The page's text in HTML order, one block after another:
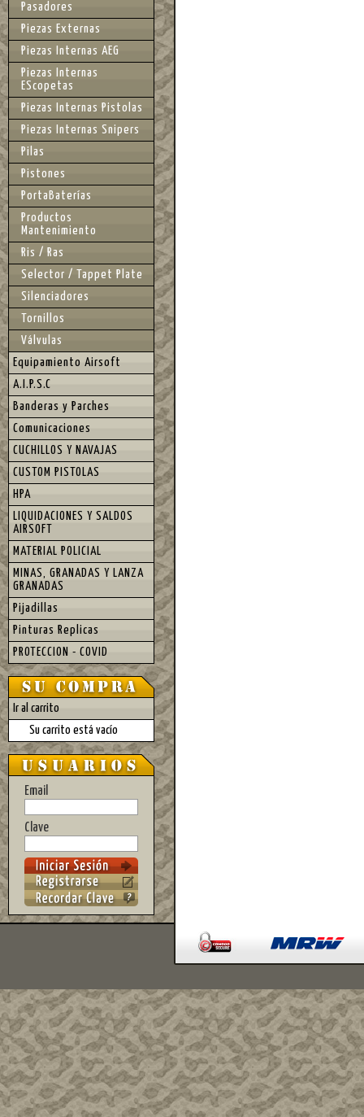
Pasadores
Piezas Externas
Piezas Internas AEG
Piezas Internas
EScopetas
Piezas Internas Pistolas
Piezas Internas Snipers
Pilas
Pistones
PortaBaterías
Productos
Mantenimiento
Ris / Ras
Selector / Tappet Plate
Silenciadores
Tornillos
Válvulas
Equipamiento Airsoft
A.I.P.S.C
Banderas y Parches
Comunicaciones
CUCHILLOS Y NAVAJAS
CUSTOM PISTOLAS
HPA
LIQUIDACIONES Y SALDOS
AIRSOFT
MATERIAL POLICIAL
MINAS, GRANADAS Y LANZA
GRANADAS
Pijadillas
Pinturas Replicas
PROTECCION - COVID
Ir al carrito
Su carrito está vacío
Email
Clave